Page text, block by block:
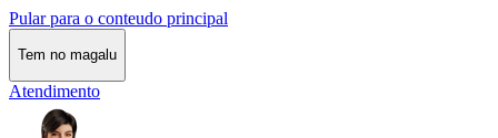
Pular para o conteudo principal
Tem no magalu
Atendimento